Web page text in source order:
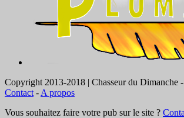
Copyright 2013-2018 | Chasseur du Dimanche -
Contact - A propos
Vous souhaitez faire votre pub sur le site ?